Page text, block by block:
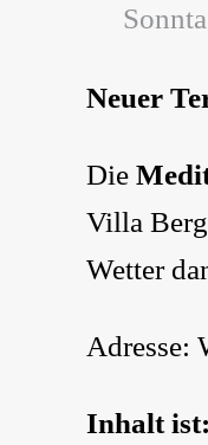
Neuer
Die
Villa
Wetter
Adresse:
Inhalt ist: